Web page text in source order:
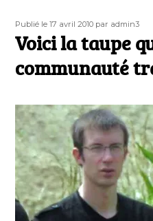
Publié
le
Publié le 17 avril 2010 Auteur
par admin3
Voici la taupe
communauté